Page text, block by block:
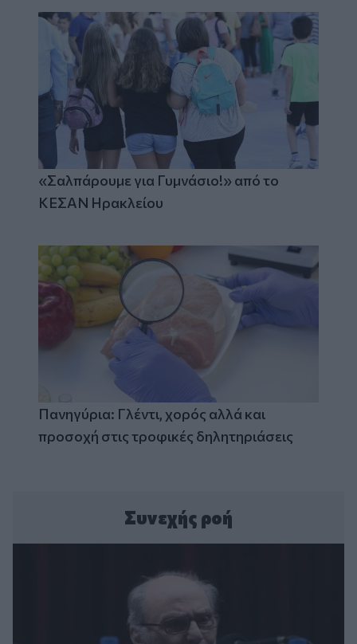
«Σαλπάρουμε για Γυμνάσιο!» από το
ΚΕΣΑΝ Ηρακλείου
Πανηγύρια: Γλέντι, χορός αλλά και
προσοχή στις τροφικές δηλητηριάσεις
Συνεχής ροή